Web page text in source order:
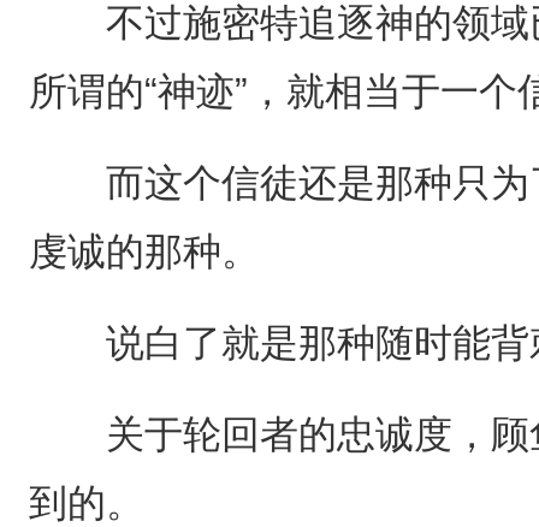
不过施密特追逐神的领域
所谓的“神迹”，就相当于一
而这个信徒还是那种只为
虔诚的那种。
说白了就是那种随时能背
关于轮回者的忠诚度，顾
到的。